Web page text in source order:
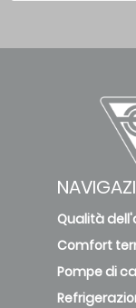
Qualità
Comfort
Pompe di